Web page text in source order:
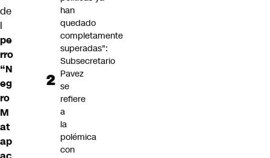
de
l
pe
rro
“N
eg
ro
M
at
ap
han
quedado
completamente
superadas":
Subsecretario
Pavez
se
refiere
a
la
polémica
con